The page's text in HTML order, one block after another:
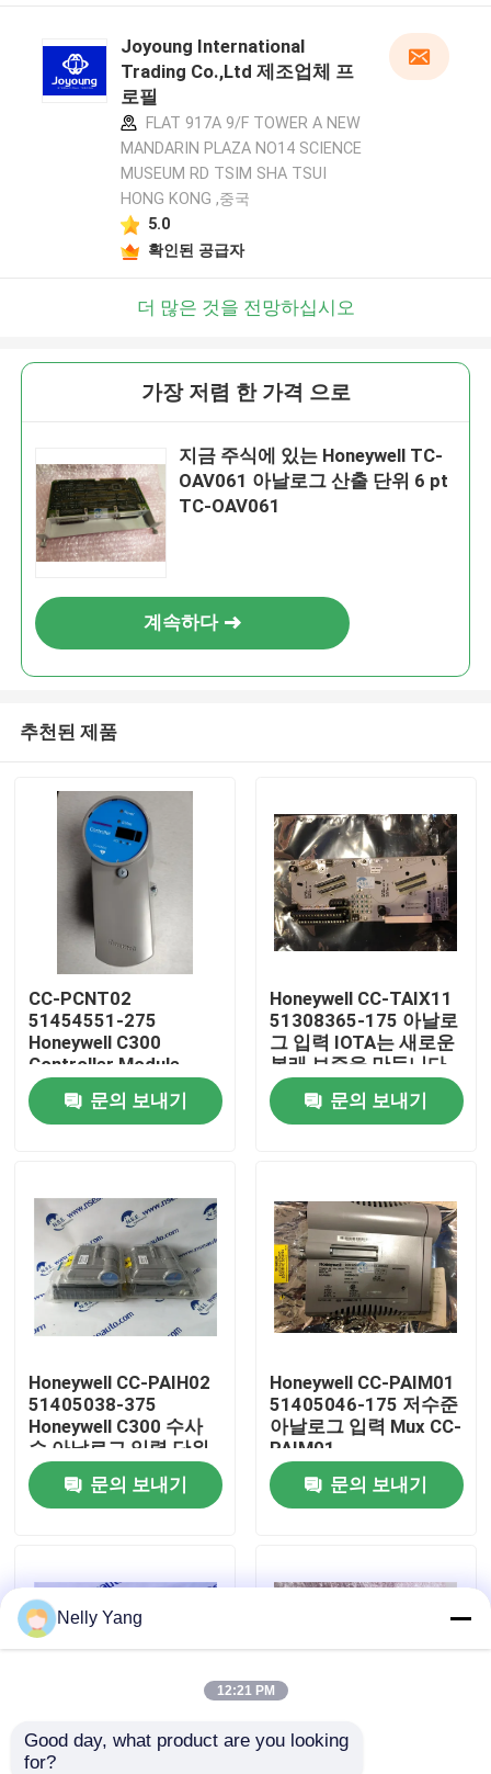
제품
우리 에 관한 것
품질 관리
저희와 연락
인용 을 요청 하십시오
굽게 네바다 부속
Joyoung International
Trading Co.,Ltd 제조업체 프
로필
FLAT 917A 9/F TOWER A NEW
MANDARIN PLAZA NO14 SCIENCE
MUSEUM RD TSIM SHA TSUI
HONG KONG ,중국
5.0
확인된 공급자
더 많은 것을 전망하십시오
가장 저렴 한 가격 으로
지금 주식에 있는 Honeywell TC-
OAV061 아날로그 산출 단위 6 pt
TC-OAV061
계속하다
추천된 제품
CC-PCNT02
51454551-275
Honeywell C300
Controller Module
문의 보내기
Honeywell CC-TAIX11
51308365-175 아날로
그 입력 IOTA는 새로운
본래 보증을 만듭니다
문의 보내기
Honeywell CC-PAIH02
51405038-375
Honeywell C300 수사
슴 아날로그 입력 단위
문의 보내기
Honeywell CC-PAIM01
51405046-175 저수준
아날로그 입력 Mux CC-
PAIM01
문의 보내기
16Mw 단지 51403519-
Nelly Yang
12:21 PM
Good day, what product are you looking
for?